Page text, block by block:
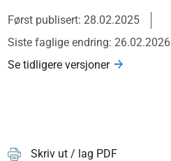
Først publisert: 28.02.2025
Siste faglige endring: 26.02.2026
Se tidligere versjoner
Skriv ut / lag PDF